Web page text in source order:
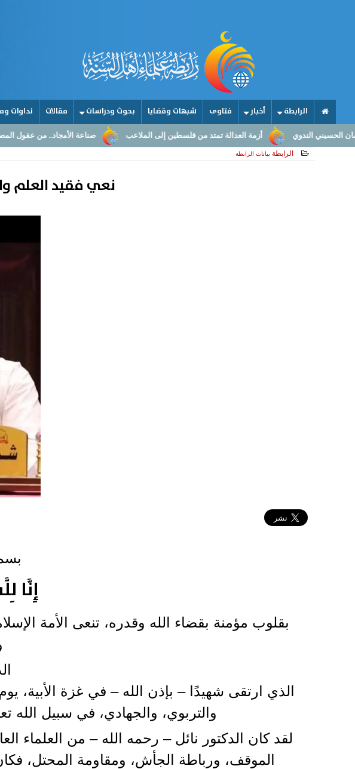
الرابطة أخبار فتاوى شبهات وقضايا بحوث ودراسات مقالات نداوات
صناعة الأمجاد.. من عقول المصلحين إلى أقدام أزمة العدالة تمتد من فلسطين إلى الملاعب
الرابطة بيانات الرابطة
نعي فقيد العلم
إِنَّا
بقلوب مؤمنة بقضاء الله وقدره، تنعى الأمة
والتربوي، والجهادي، في سبيل
لقد كان الدكتور نائل – رحمه الله – من العلماء
الموقف، ورباطة الجأش، ومقاومة المحتل،